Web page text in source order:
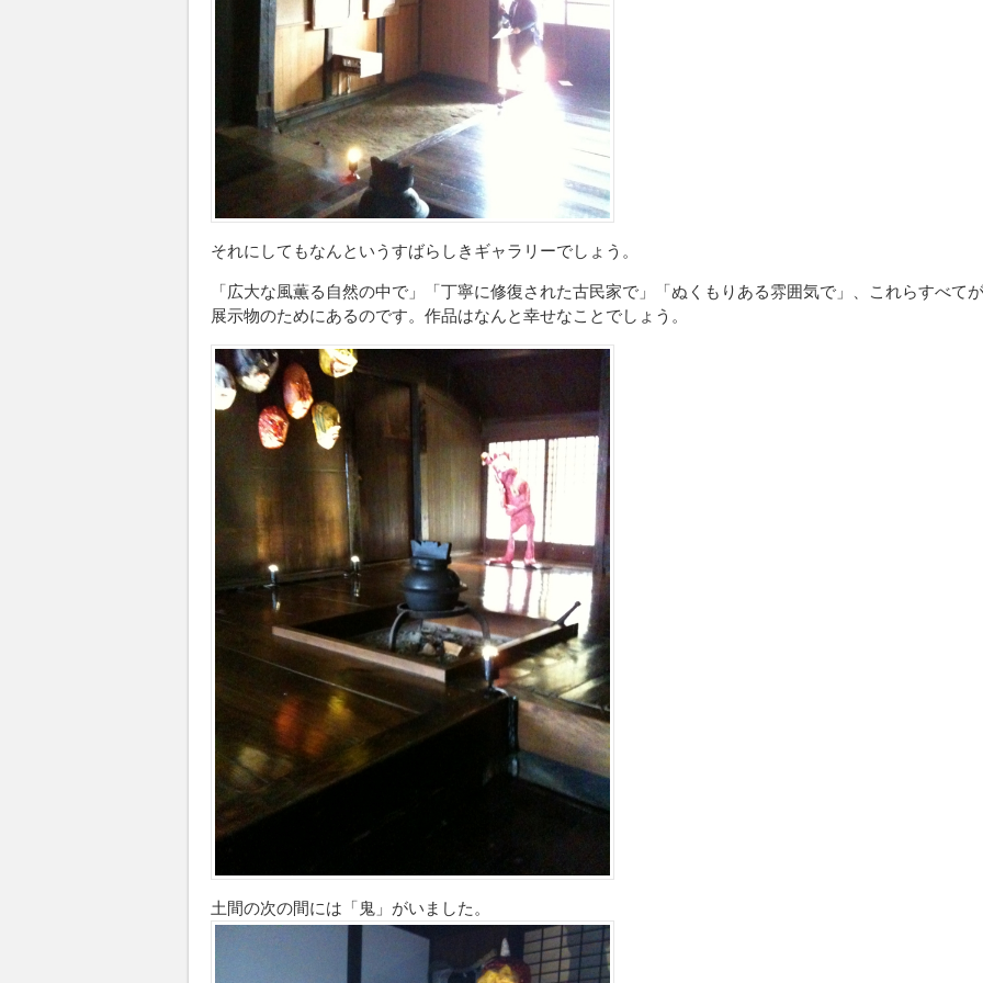
それにしてもなんというすばらしきギャラリーでしょう。
「広大な風薫る自然の中で」「丁寧に修復された古民家で」「ぬくもりある雰囲気で」、これらすべてが
展示物のためにあるのです。作品はなんと幸せなことでしょう。
土間の次の間には「鬼」がいました。